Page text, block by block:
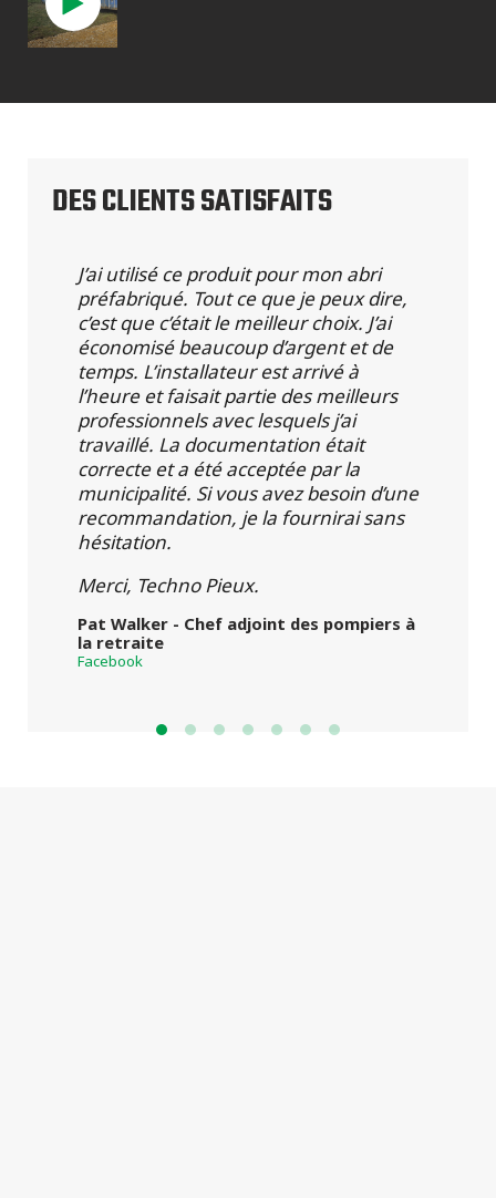
DES CLIENTS SATISFAITS
J’ai utilisé ce produit pour mon abri
préfabriqué. Tout ce que je peux dire,
c’est que c’était le meilleur choix. J’ai
économisé beaucoup d’argent et de
temps. L’installateur est arrivé à
l’heure et faisait partie des meilleurs
professionnels avec lesquels j’ai
travaillé. La documentation était
correcte et a été acceptée par la
municipalité. Si vous avez besoin d’une
recommandation, je la fournirai sans
hésitation.
Merci, Techno Pieux.
Pat Walker - Chef adjoint des pompiers à
la retraite
Facebook